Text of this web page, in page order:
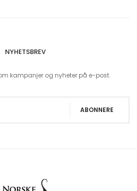
NYHETSBREV
kampanjer og nyheter på e-post.
ABONNERE